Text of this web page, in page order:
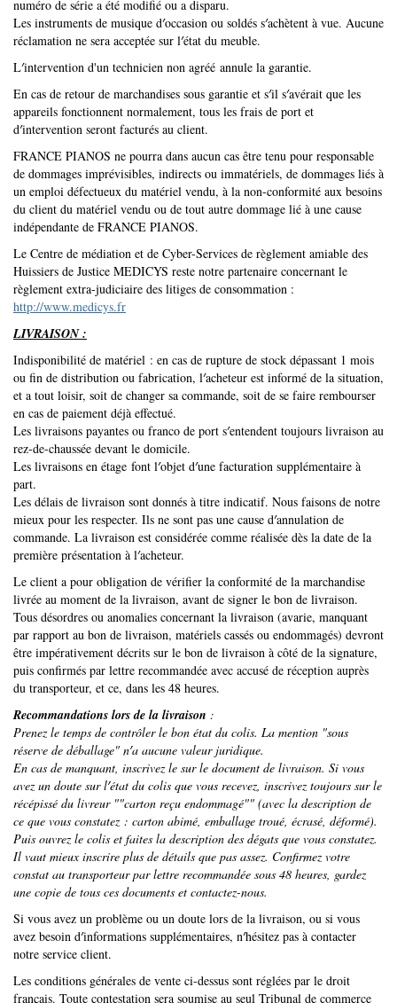
numéro de série a été modifié ou a disparu.
Les instruments de musique d′occasion ou soldés s′achètent à vue. Aucune
réclamation ne sera acceptée sur l′état du meuble.
L′intervention d'un technicien non agréé annule la garantie.
En cas de retour de marchandises sous garantie et s′il s′avérait que les
appareils fonctionnent normalement, tous les frais de port et
d′intervention seront facturés au client.
FRANCE PIANOS ne pourra dans aucun cas être tenu pour responsable
de dommages imprévisibles, indirects ou immatériels, de dommages liés à
un emploi défectueux du matériel vendu, à la non-conformité aux besoins
du client du matériel vendu ou de tout autre dommage lié à une cause
indépendante de FRANCE PIANOS.
Le Centre de médiation et de Cyber-Services de règlement amiable des
Huissiers de Justice MEDICYS reste notre partenaire concernant le
règlement extra-judiciaire des litiges de consommation :
http://www.medicys.fr
LIVRAISON :
Indisponibilité de matériel : en cas de rupture de stock dépassant 1 mois
ou fin de distribution ou fabrication, l′acheteur est informé de la situation,
et a tout loisir, soit de changer sa commande, soit de se faire rembourser
en cas de paiement déjà effectué.
Les livraisons payantes ou franco de port s′entendent toujours livraison au
rez-de-chaussée devant le domicile.
Les livraisons en étage font l′objet d′une facturation supplémentaire à
part.
Les délais de livraison sont donnés à titre indicatif. Nous faisons de notre
mieux pour les respecter. Ils ne sont pas une cause d′annulation de
commande. La livraison est considérée comme réalisée dès la date de la
première présentation à l′acheteur.
Le client a pour obligation de vérifier la conformité de la marchandise
livrée au moment de la livraison, avant de signer le bon de livraison.
Tous désordres ou anomalies concernant la livraison (avarie, manquant
par rapport au bon de livraison, matériels cassés ou endommagés) devront
être impérativement décrits sur le bon de livraison à côté de la signature,
puis confirmés par lettre recommandée avec accusé de réception auprès
du transporteur, et ce, dans les 48 heures.
Recommandations lors de la livraison :
Prenez le temps de contrôler le bon état du colis. La mention "sous
réserve de déballage" n′a aucune valeur juridique.
En cas de manquant, inscrivez le sur le document de livraison. Si vous
avez un doute sur l′état du colis que vous recevez, inscrivez toujours sur le
récépissé du livreur ""carton reçu endommagé"" (avec la description de
ce que vous constatez : carton abimé, emballage troué, écrasé, déformé).
Puis ouvrez le colis et faites la description des dégats que vous constatez.
Il vaut mieux inscrire plus de détails que pas assez. Confirmez votre
constat au transporteur par lettre recommandée sous 48 heures, gardez
une copie de tous ces documents et contactez-nous.
Si vous avez un problème ou un doute lors de la livraison, ou si vous
avez besoin d′informations supplémentaires, n′hésitez pas à contacter
notre service client.
Les conditions générales de vente ci-dessus sont réglées par le droit
français. Toute contestation sera soumise au seul Tribunal de commerce